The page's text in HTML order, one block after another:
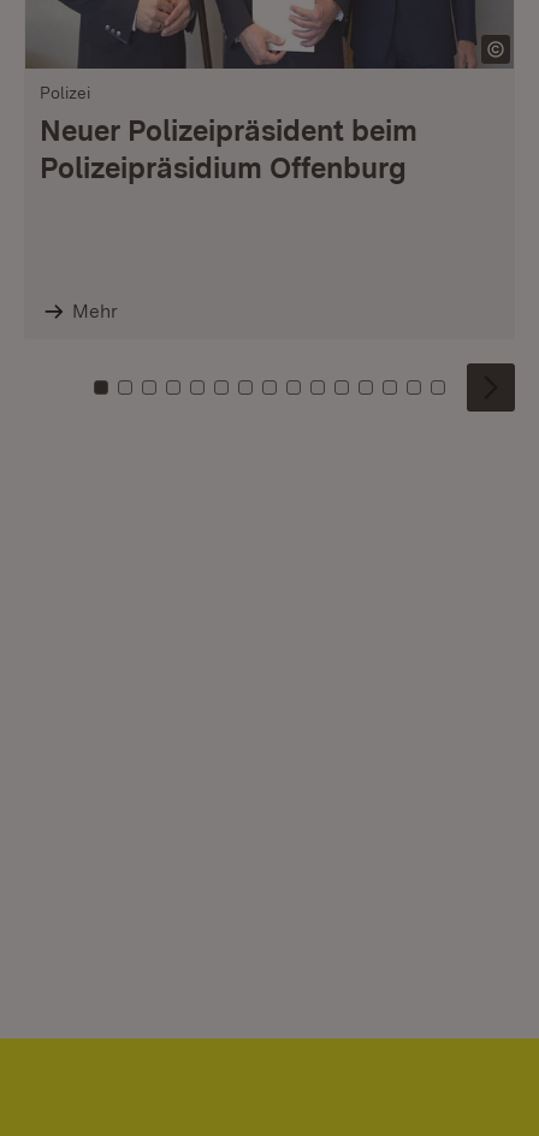
Polizei
Neuer Polizeipräsident beim
Polizeipräsidium Offenburg
Mehr
Zu Kachel: 0
Zu Kachel: 1
Zu Kachel: 2
Zu Kachel: 3
Zu Kachel: 4
Zu Kachel: 5
Zu Kachel: 6
Zu Kachel: 7
Zu Kachel: 8
Zu Kachel: 9
Zu Kachel: 10
Zu Kachel: 11
Zu Kachel: 12
Zu Kachel:
Zu